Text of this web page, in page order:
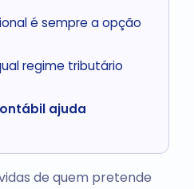
é sempre a opção
regime tributário
ajuda
de quem pretende